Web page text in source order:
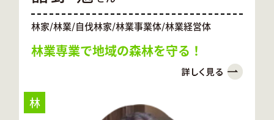
林家/林業/自伐林家/林業事業体/林業経営体
林業専業で地域の森林を守る！
林